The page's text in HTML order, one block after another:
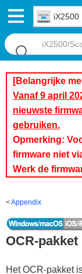
iX2500
[Belangrijke
Vanaf 9 april
nieuwste
gebruiken.
Opmerking:
firmware niet
Werk de
Appendix
OCR-
Het OCR-pakket